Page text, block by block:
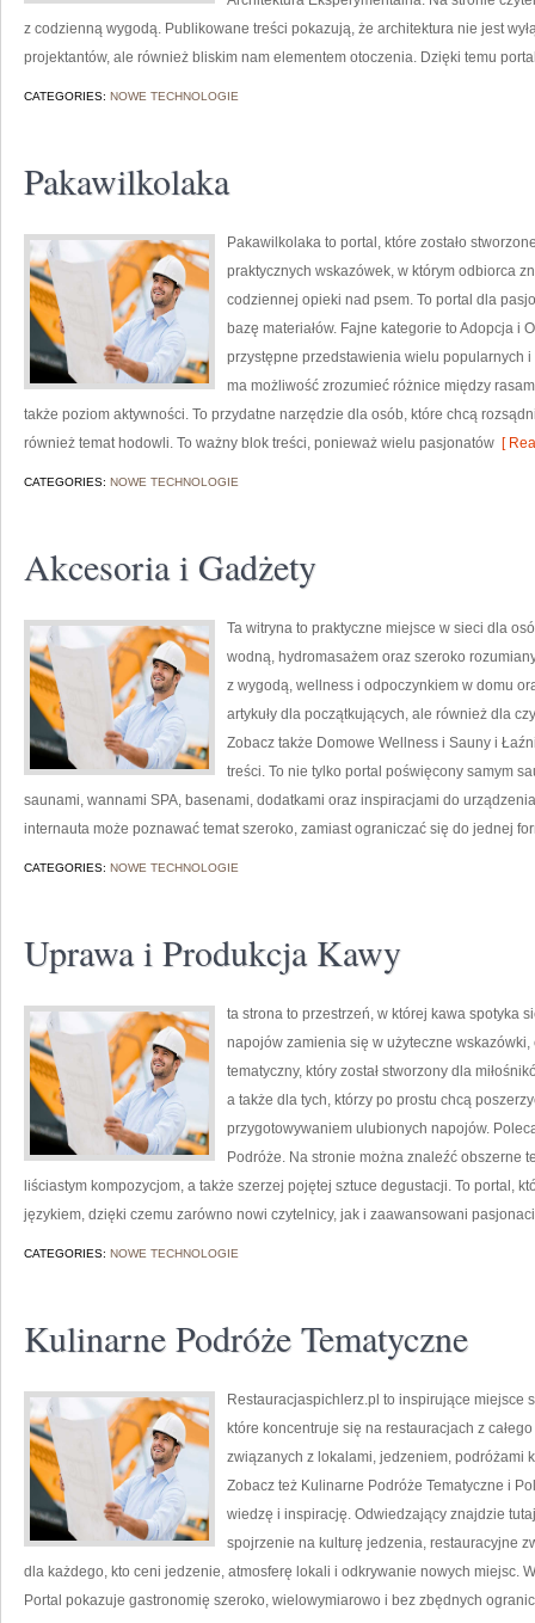
z codzienną wygodą. Publikowane treści pokazują, że architektura nie jest
projektantów, ale również bliskim nam elementem otoczenia. Dzięki temu
CATEGORIES: NOWE TECHNOLOGIE
Pakawilkolaka
Pakawilkolaka to portal, które zostało
praktycznych wskazówek, w którym odbiorca
codziennej opieki nad psem. To portal dla
bazę materiałów. Fajne kategorie to Adopcja i
przystępne przedstawienia wielu popularnych
ma możliwość zrozumieć różnice między
także poziom aktywności. To przydatne narzędzie dla osób, które chcą
również temat hodowli. To ważny blok treści, ponieważ wielu pasjonatów [
CATEGORIES: NOWE TECHNOLOGIE
Akcesoria i Gadżety
Ta witryna to praktyczne miejsce w sieci dla
wodną, hydromasażem oraz szeroko
z wygodą, wellness i odpoczynkiem w domu
artykuły dla początkujących, ale również dla
Zobacz także Domowe Wellness i Sauny i
treści. To nie tylko portal poświęcony samym
saunami, wannami SPA, basenami, dodatkami oraz inspiracjami do
internauta może poznawać temat szeroko, zamiast ograniczać się do jednej
CATEGORIES: NOWE TECHNOLOGIE
Uprawa i Produkcja Kawy
ta strona to przestrzeń, w której kawa spotyka
napojów zamienia się w użyteczne
tematyczny, który został stworzony dla
a także dla tych, którzy po prostu chcą
przygotowywaniem ulubionych napojów.
Podróże. Na stronie można znaleźć obszerne
liściastym kompozycjom, a także szerzej pojętej sztuce degustacji. To portal,
językiem, dzięki czemu zarówno nowi czytelnicy, jak i zaawansowani
CATEGORIES: NOWE TECHNOLOGIE
Kulinarne Podróże Tematyczne
Restauracjaspichlerz.pl to inspirujące miejsce
które koncentruje się na restauracjach z
związanych z lokalami, jedzeniem, podróżami
Zobacz też Kulinarne Podróże Tematyczne i
wiedzę i inspirację. Odwiedzający znajdzie
spojrzenie na kulturę jedzenia, restauracyjne
dla każdego, kto ceni jedzenie, atmosferę lokali i odkrywanie nowych miejsc.
Portal pokazuje gastronomię szeroko, wielowymiarowo i bez zbędnych